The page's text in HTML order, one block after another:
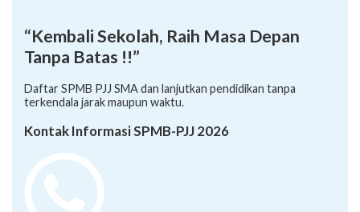
“Kembali Sekolah, Raih Masa Depan
Tanpa Batas !!”
Daftar SPMB PJJ SMA dan lanjutkan pendidikan tanpa
terkendala jarak maupun waktu.
Kontak Informasi SPMB-PJJ 2026